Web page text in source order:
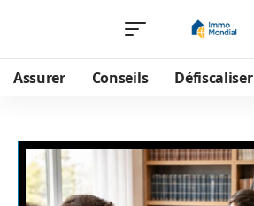
Assurer Conseils Défiscaliser